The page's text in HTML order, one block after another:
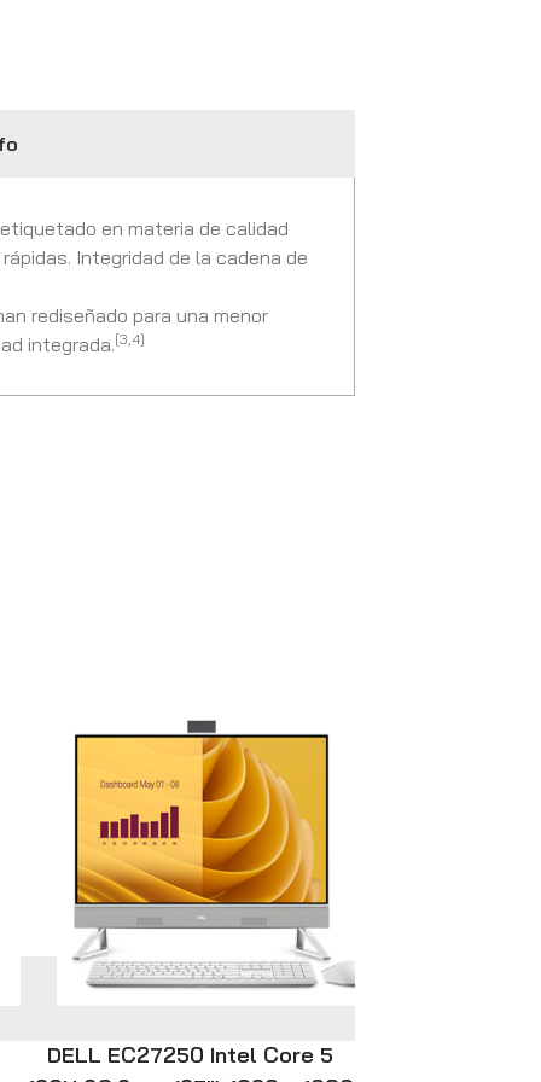
en materia de calidad
Integridad de la cadena de
rediseñado para una menor
integrada.[3,4]
DELL EC27250 Intel Core 5